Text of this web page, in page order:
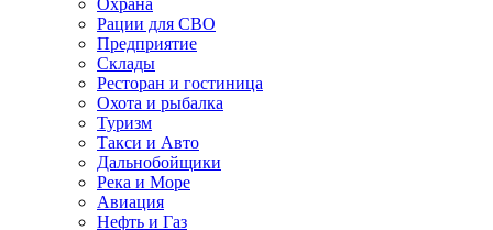
Рации для СВО
Предприятие
Склады
Ресторан и гостиница
Охота и рыбалка
Туризм
Такси и Авто
Дальнобойщики
Река и Море
Авиация
Нефть и Газ